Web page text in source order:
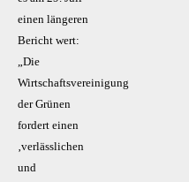
einen längeren
Bericht wert:
„Die
Wirtschaftsvereinigung
der Grünen
fordert einen
‚verlässlichen
und